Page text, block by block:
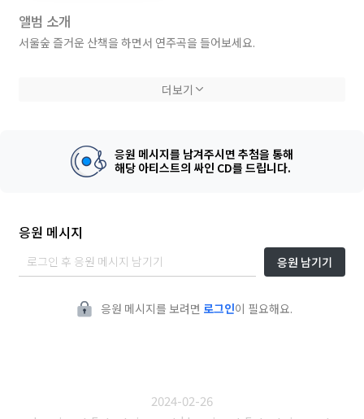
앨범 소개
서울숲 즐거운 산책을 하면서 연주곡을 들어보세요.
더보기
응원 메시지를 남겨주시면 추첨을 통해
해당 아티스트의 싸인 CD를 드립니다.
응원 메시지
응원 남기기
응원 메시지를 보려면 로그인이 필요해요.
2024-02-26